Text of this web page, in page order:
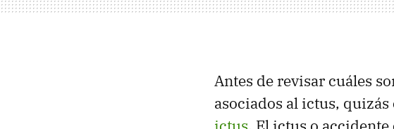
Antes de revisar cuáles
asociados al ictus,